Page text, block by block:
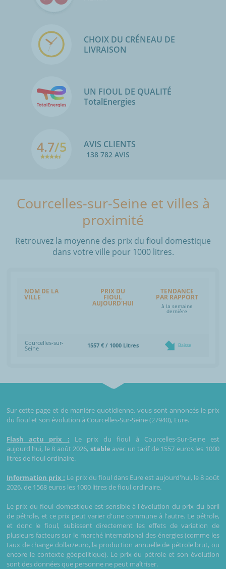
CHOIX DU CRÉNEAU DE
LIVRAISON
UN FIOUL DE QUALITÉ
TotalEnergies
4.7/5 AVIS CLIENTS
138 782 AVIS
Courcelles-sur-Seine et villes à
proximité
Retrouvez la moyenne des prix du fioul domestique
dans votre ville pour 1000 litres.
NOM DE LA
VILLE
PRIX DU
FIOUL
AUJOURD'HUI
TENDANCE
PAR RAPPORT
à la semaine
dernière
Courcelles-sur-
Seine 1557 € / 1000 Litres Baisse
Sur cette page et de manière quotidienne, vous sont annoncés le prix
du fioul et son évolution à Courcelles-Sur-Seine (27940), Eure.
Flash actu prix : Le prix du fioul à Courcelles-Sur-Seine est
aujourd'hui, le 8 août 2026, stable avec un tarif de 1557 euros les 1000
litres de fioul ordinaire.
Information prix : Le prix du fioul dans Eure est aujourd'hui, le 8 août
2026, de 1568 euros les 1000 litres de fioul ordinaire.
Le prix du fioul domestique est sensible à l'évolution du prix du baril
de pétrole, et ce prix peut varier d'une commune à l'autre. Le pétrole,
et donc le fioul, subissent directement les effets de variation de
plusieurs facteurs sur le marché international des énergies (comme les
taux de change dollar/euro, la production annuelle de pétrole brut, ou
encore le contexte géopolitique). Le prix du pétrole et son évolution
sont des données que personne ne peut maîtriser.